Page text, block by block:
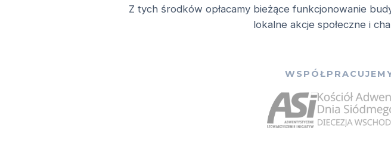
Z tych środków opłacamy bieżące funkcjonowanie
lokalne akcje społeczne i